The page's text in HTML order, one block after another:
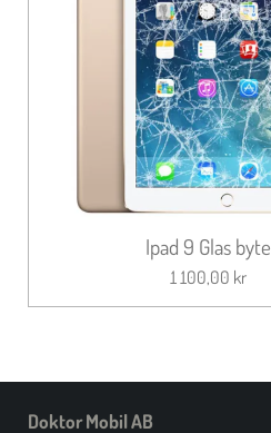
Ipad 9 Glas byte
1 100,00 kr
Doktor Mobil AB